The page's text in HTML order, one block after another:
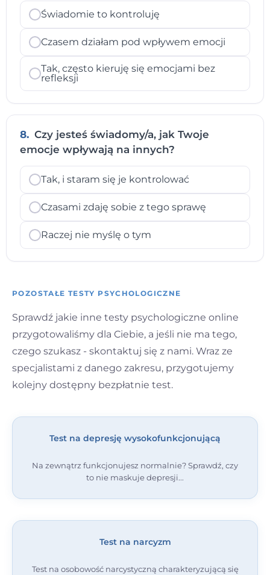
Świadomie to kontroluję
Czasem działam pod wpływem emocji
Tak, często kieruję się emocjami bez
refleksji
8. Czy jesteś świadomy/a, jak Twoje
emocje wpływają na innych?
Tak, i staram się je kontrolować
Czasami zdaję sobie z tego sprawę
Raczej nie myślę o tym
POZOSTAŁE TESTY PSYCHOLOGICZNE
Sprawdź jakie inne testy psychologiczne online
przygotowaliśmy dla Ciebie, a jeśli nie ma tego,
czego szukasz - skontaktuj się z nami. Wraz ze
specjalistami z danego zakresu, przygotujemy
kolejny dostępny bezpłatnie test.
Test na depresję wysokofunkcjonującą
Na zewnątrz funkcjonujesz normalnie? Sprawdź, czy
to nie maskuje depresji
Test na narcyzm
Test na osobowość narcystyczną charakteryzującą się